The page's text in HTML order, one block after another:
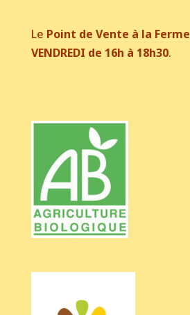
Le Point de Vente à la Ferme
VENDREDI de 16h à 18h30.